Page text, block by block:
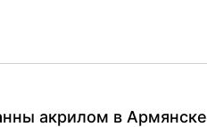
акрилом в Армянске